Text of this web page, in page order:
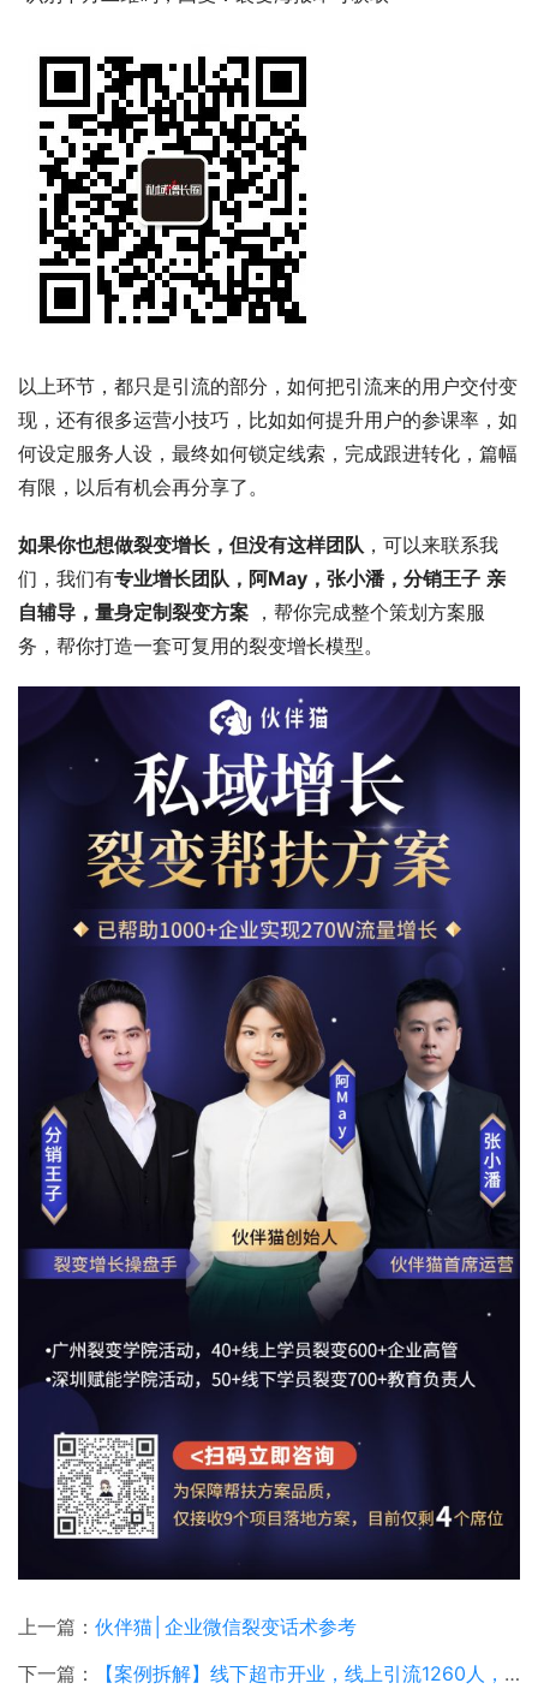
以上环节，都只是引流的部分，如何把引流来的用户交付变
现，还有很多运营小技巧，比如如何提升用户的参课率，如
何设定服务人设，最终如何锁定线索，完成跟进转化，篇幅
有限，以后有机会再分享了。
如果你也想做裂变增长，但没有这样团队 ，可以来联系我
们，我们有专业增长团队，阿May，张小潘，分销王子 亲
自辅导，量身定制裂变方案 ，帮你完成整个策划方案服
务，帮你打造一套可复用的裂变增长模型。
上一篇： 伙伴猫│企业微信裂变话术参考
下一篇：
【案例拆解】线下超市开业，线上引流1260人，696人到店消费